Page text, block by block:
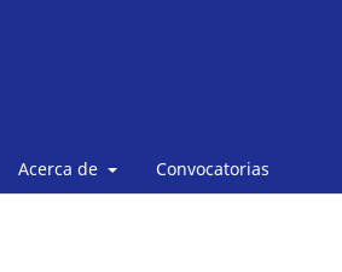
Acerca de Convocatorias